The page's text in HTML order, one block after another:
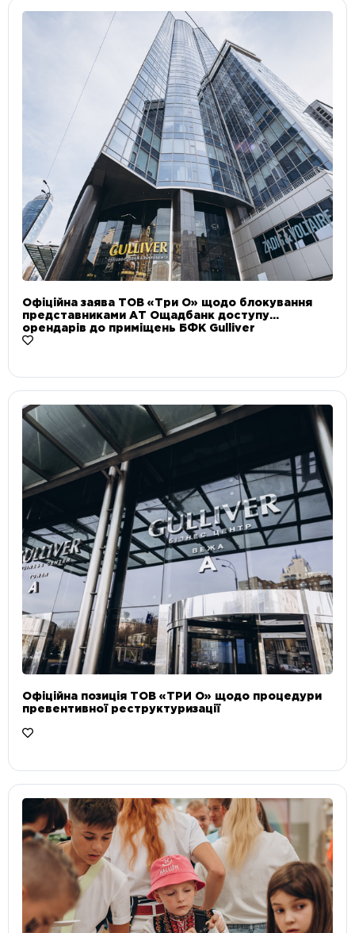
Офіційна заява ТОВ «Три О» щодо блокування
представниками АТ Ощадбанк доступу
орендарів до приміщень БФК Gulliver
Офіційна позиція ТОВ «ТРИ О» щодо процедури
превентивної реструктуризації